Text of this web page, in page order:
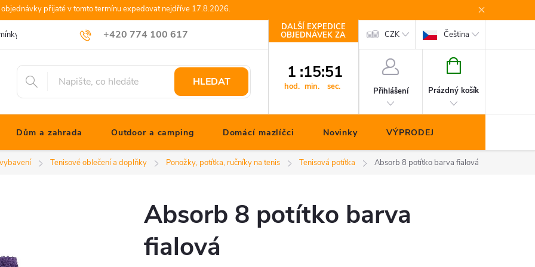
přijaté v tomto termínu expedovat nejdříve 17.8.2026.
+420 774 100 617
info@jonathanshop.cz
Podmínky ochrany osobních údajů Blog JONATHANshop.cz Kontakty CZK Čeština
HLEDAT
DALŠÍ EXPEDICE
OBJEDNÁVEK ZA
1
hod.
:15
min.
:50
sec. Přihlášení
NÁKUPNÍ
Prázdný košík
Dům a zahrada Outdoor a camping Domácí mazlíčci Novinky VÝPRODEJ
Tenisové oblečení a doplňky Ponožky, potítka, ručníky na tenis Tenisová potítka Absorb 8 potítko barva fialová
Absorb 8 potítko barva
fialová